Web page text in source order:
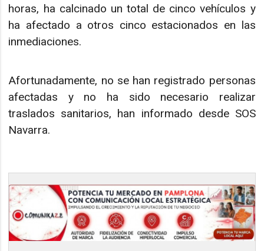
horas, ha calcinado un total de cinco vehículos y
ha afectado a otros cinco estacionados en las
inmediaciones.
Afortunadamente, no se han registrado personas
afectadas y no ha sido necesario realizar
traslados sanitarios, han informado desde SOS
Navarra.